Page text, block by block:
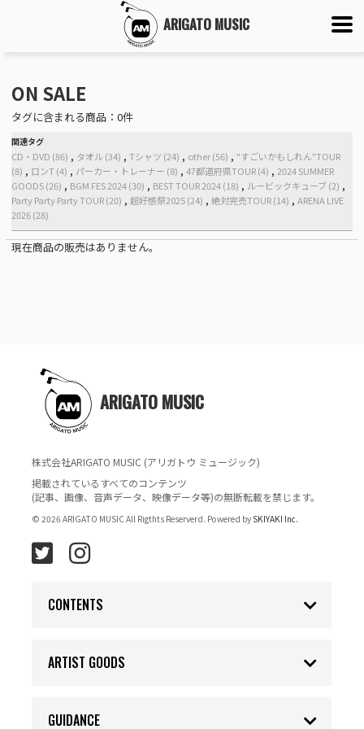
ARIGATO MUSIC
ON SALE
タグに含まれる商品：0件
関連タグ
CD・DVD (86) タオル (34) Tシャツ (24) other (56)
"すごいかもしれん"TOUR
(8)
ロンT (4) パーカー・トレーナー (8) 47都道府県TOUR (4)
2024 SUMMER
GOODS (26)
BGM FES 2024 (30) BEST TOUR 2024 (18)
ルービックキューブ (2)
Party Party Party TOUR (20)
超好感祭2025 (24) 絶対完売TOUR (14)
ARENA LIVE
2026 (28)
現在商品の販売はありません。
ARIGATO MUSIC
株式会社ARIGATO MUSIC (アリガトウ ミュージック)
掲載されているすべてのコンテンツ
(記事、画像、音声データ、映像データ等)の無断転載を禁じます。
© 2026 ARIGATO MUSIC All Rigthts Reserverd. Powered by SKIYAKI Inc.
CONTENTS
ARTIST GOODS
GUIDANCE